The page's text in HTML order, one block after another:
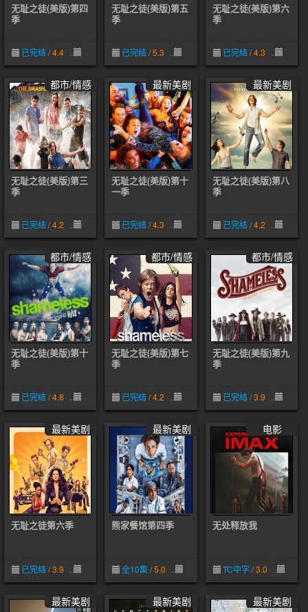
无耻之徒(美版)第四
季
已完结/4.4
无耻之徒(美版)第五
季
已完结/5.3
无耻之徒(美版)第六
季
已完结/4.3
都市/情感
无耻之徒(美版)第三
季
已完结/4.2
最新美剧
无耻之徒(美版)第十
一季
已完结/4.3
最新美剧
无耻之徒(美版)第八
季
已完结/4.2
都市/情感
无耻之徒(美版)第十
季
已完结/4.8
都市/情感
无耻之徒(美版)第七
季
已完结/4.2
都市/情感
无耻之徒(美版)第九
季
已完结/3.9
最新美剧
无耻之徒第六季
已完结/3.9
最新美剧
熊家餐馆第四季
全10集/5.0
电影
无处释放我
TC中字/3.0
最新美剧 最新美剧 最新美剧